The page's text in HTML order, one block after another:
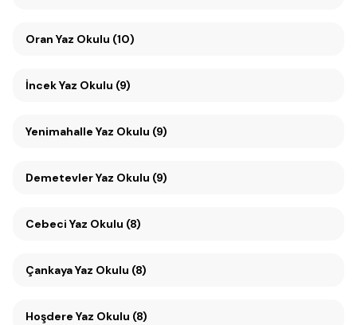
Oran Yaz Okulu (10)
İncek Yaz Okulu (9)
Yenimahalle Yaz Okulu (9)
Demetevler Yaz Okulu (9)
Cebeci Yaz Okulu (8)
Çankaya Yaz Okulu (8)
Hoşdere Yaz Okulu (8)